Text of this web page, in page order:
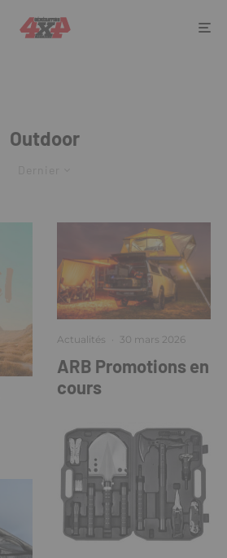
Outdoor
Actualités · 30 mars 2026
ARB Promotions en
cours